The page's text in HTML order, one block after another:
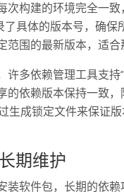
次构建的环境完全一
录了具体的版本号，
范围的最新版本，适合
许多依赖管理工具支
的依赖版本保持一致
生成锁定文件来保证
期维护
装软件包，长期的依